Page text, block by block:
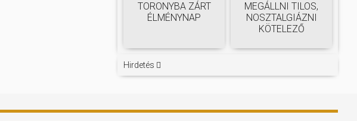
TORONYBA ZÁRT
ÉLMÉNYNAP
MEGÁLLNI TILOS,
NOSZTALGIÁZNI
KÖTELEZŐ
Hirdetés